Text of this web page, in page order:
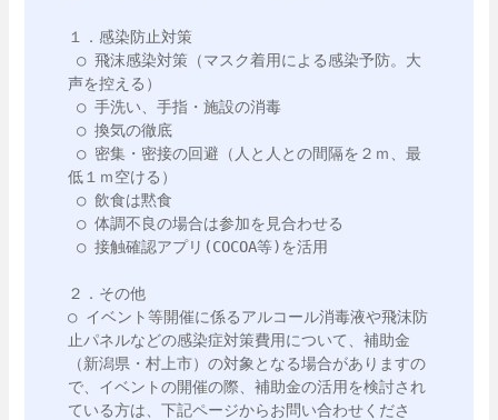
１．感染防止対策
声を控える）
低１ｍ空ける）
２．その他
○ イベント等開催に係るアルコール消毒液や飛沫防
止パネルなどの感染症対策費用について、補助金
（新潟県・村上市）の対象となる場合がありますの
で、イベントの開催の際、補助金の活用を検討され
ている方は、下記ページからお問い合わせくださ